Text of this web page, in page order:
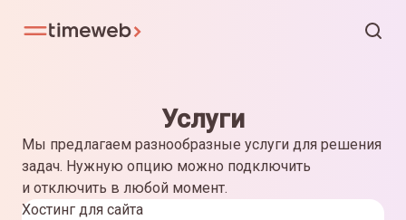
Услуги
Мы предлагаем разнообразные услуги для решения
задач. Нужную опцию можно подключить
и отключить в любой момент.
Хостинг для сайта